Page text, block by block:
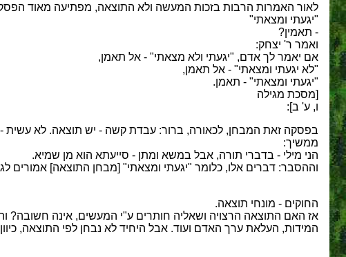
לאור האמרות הרבות בזכות המעשה ולא התוצאה, מפתיעה מאוד
"יגעתי ומצאתי"
- תאמין?
ואמר ר' יצחק:
אם יאמר לך אדם, "יגעתי ולא מצאתי" - אל תאמן,
"לא יגעתי ומצאתי" - אל תאמן,
"יגעתי ומצאתי" - תאמן.
[מסכת מגילה
ו, ע' ב]:
בפסקה זאת המבחן, לכאורה, ברור: עבדת קשה - יש תוצאה. לא עשית -
ממשיך:
הני מילי - בדברי תורה, אבל במשא ומתן - סייעתא הוא מן שמיא.
וההסבר: דברים אלו, כלומר "יגעתי ומצאתי" [מבחן התוצאה] אמורים
החוקים - מונחי תוצאה.
אז האם התוצאה הרצויה ושאליה חותרים ע"י המעשים, אינה חשובה?
המידות, העלאת ערך האדם ועוד. אבל היחיד לא נבחן לפי התוצאה,